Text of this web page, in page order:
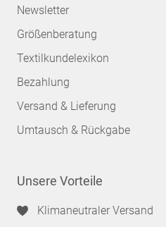
Newsletter
Größenberatung
Textilkundelexikon
Bezahlung
Versand & Lieferung
Umtausch & Rückgabe
Unsere Vorteile
Klimaneutraler Versand